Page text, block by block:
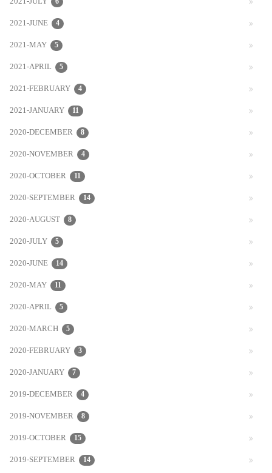
2021-JUNE 4
2021-MAY 5
2021-APRIL 5
2021-FEBRUARY 4
2021-JANUARY 11
2020-DECEMBER 8
2020-NOVEMBER 4
2020-OCTOBER 11
2020-SEPTEMBER 14
2020-AUGUST 8
2020-JULY 5
2020-JUNE 14
2020-MAY 11
2020-APRIL 5
2020-MARCH 5
2020-FEBRUARY 3
2020-JANUARY 7
2019-DECEMBER 4
2019-NOVEMBER 8
2019-OCTOBER 15
2019-SEPTEMBER 14